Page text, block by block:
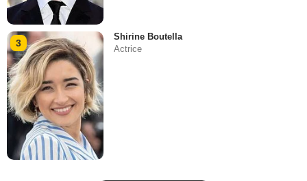
3
Shirine Boutella
Actrice